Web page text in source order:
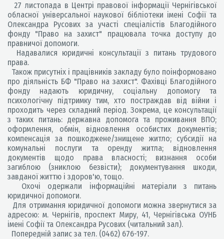
27 листопада в Центрі правової інформації Чернігівської
обласної універсальної наукової бібліотеки імені Софії та
Олександра Русових за участі спеціалістів Благодійного
фонду "Право на захист" працювала точка доступу до
правничої допомоги.
Надавалися юридичні консультації з питань трудового
права.
Також присутніх і працівників закладу було поінформовано
про діяльність БФ "Право на захист". Фахівці Благодійного
фонду надають юридичну, соціальну допомогу та
психологічну підтримку тим, хто постраждав від війни і
проходить через складний період. Зокрема, це консультації
з таких питань: державна допомога та проживання ВПО;
оформлення, обмін, відновлення особистих документів;
компенсація за пошкоджене/знищене житло; субсидії на
комунальні послуги та оренду житла; відновлення
документів щодо права власності; визнання особи
загиблою (зниклою безвісти); документування шкоди,
завданої життю і здоров'ю, тощо.
Охочі одержали інформаційні матеріали з питань
юридичної допомоги.
Для отримання юридичної допомоги можна звернутися за
адресою: м. Чернігів, проспект Миру, 41, Чернігівська ОУНБ
імені Софії та Олександра Русових (читальний зал).
Попередній запис за тел. (0462) 676-197.